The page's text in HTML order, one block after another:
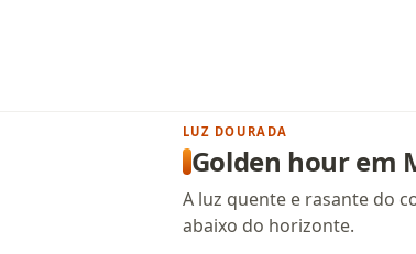
LUZ DOURADA
Golden hour em
A luz quente e rasante do
abaixo do horizonte.